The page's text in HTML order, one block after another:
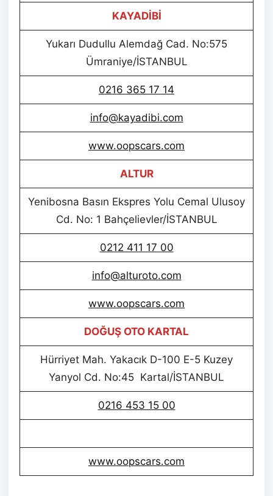
KAYADİBİ
Yukarı Dudullu Alemdağ Cad. No:575
Ümraniye/İSTANBUL
0216 365 17 14
info@kayadibi.com
www.oopscars.com
ALTUR
Yenibosna Basın Ekspres Yolu Cemal Ulusoy
Cd. No: 1 Bahçelievler/İSTANBUL
0212 411 17 00
info@alturoto.com
www.oopscars.com
DOĞUŞ OTO KARTAL
Hürriyet Mah. Yakacık D-100 E-5 Kuzey
Yanyol Cd. No:45 Kartal/İSTANBUL
0216 453 15 00
www.oopscars.com